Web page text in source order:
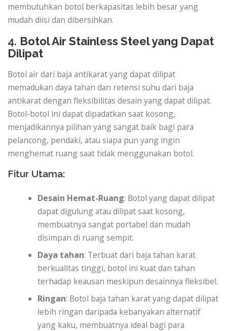
membutuhkan botol berkapasitas lebih besar yang
mudah diisi dan dibersihkan.
4. Botol Air Stainless Steel yang Dapat
Dilipat
Botol air dari baja antikarat yang dapat dilipat
memadukan daya tahan dan retensi suhu dari baja
antikarat dengan fleksibilitas desain yang dapat dilipat.
Botol-botol ini dapat dipadatkan saat kosong,
menjadikannya pilihan yang sangat baik bagi para
pelancong, pendaki, atau siapa pun yang ingin
menghemat ruang saat tidak menggunakan botol.
Fitur Utama:
Desain Hemat-Ruang: Botol yang dapat dilipat
dapat digulung atau dilipat saat kosong,
membuatnya sangat portabel dan mudah
disimpan di ruang sempit.
Daya tahan: Terbuat dari baja tahan karat
berkualitas tinggi, botol ini kuat dan tahan
terhadap keausan meskipun desainnya fleksibel.
Ringan: Botol baja tahan karat yang dapat dilipat
lebih ringan daripada kebanyakan alternatif
yang kaku, membuatnya ideal bagi para